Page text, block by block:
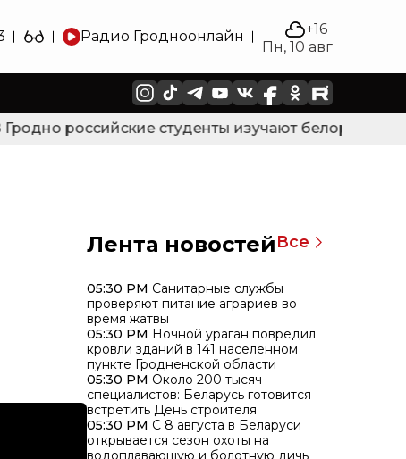
Радио Гродноонлайн
+16
Пн, 10 авг
российские студенты изучают
Лента новостейВсе
05:30 PM Санитарные службы
проверяют питание аграриев во
время жатвы
05:30 PM Ночной ураган повредил
кровли зданий в 141 населенном
пункте Гродненской области
05:30 PM Около 200 тысяч
специалистов: Беларусь готовится
встретить День строителя
05:30 PM С 8 августа в Беларуси
открывается сезон охоты на
водоплавающую и болотную дичь